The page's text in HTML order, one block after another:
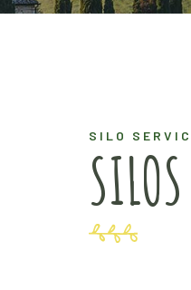
SILO